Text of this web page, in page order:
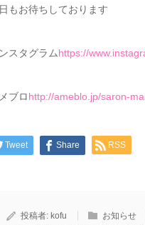
もお待ちしております
スタグラムhttps://
ブロhttp://ameblo.jp/saron-
Tweet Share RSS
投稿者: kofu お知らせ